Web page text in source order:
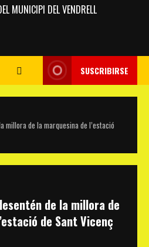
MUNICIPI DEL VENDRELL
SUSCRIBIRSE
millora de la marquesina de l’estació
de la millora de
de Sant Vicenç